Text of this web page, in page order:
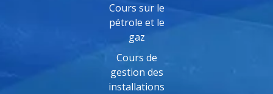
Cours sur le
pétrole et le
gaz
Cours de
gestion des
installations